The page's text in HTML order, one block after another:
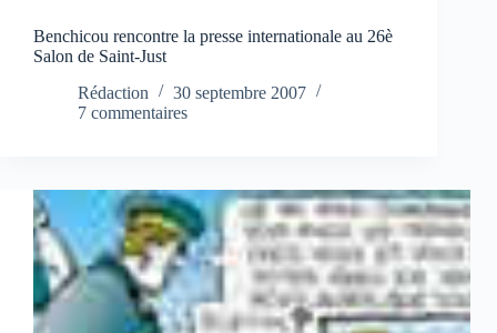
Benchicou rencontre la presse internationale au 26è
Salon de Saint-Just
Rédaction
30 septembre 2007
7 commentaires